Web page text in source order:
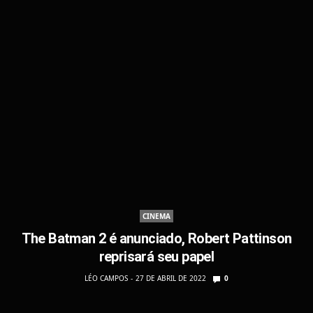
CINEMA
The Batman 2 é anunciado, Robert Pattinson
reprisará seu papel
LÉO CAMPOS 27 DE ABRIL DE 2022 0